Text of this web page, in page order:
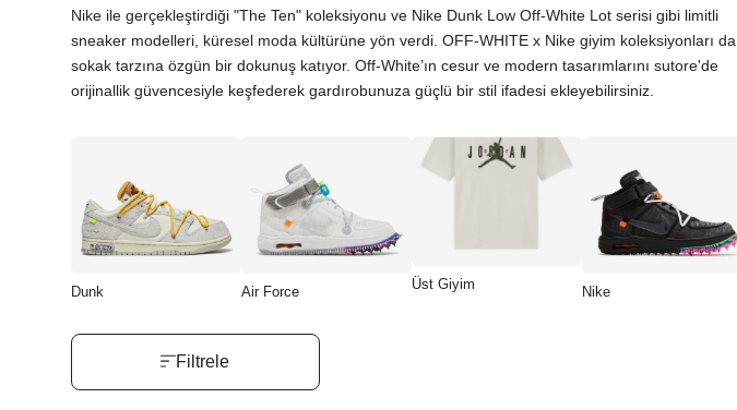
Nike ile gerçekleştirdiği "The Ten" koleksiyonu ve Nike Dunk Low Off-White Lot serisi gibi limitli
sneaker modelleri, küresel moda kültürüne yön verdi. OFF-WHITE x Nike giyim koleksiyonları da
sokak tarzına özgün bir dokunuş katıyor. Off-White’ın cesur ve modern tasarımlarını sutore'de
orijinallik güvencesiyle keşfederek gardırobunuza güçlü bir stil ifadesi ekleyebilirsiniz.
Dunk Air Force Üst Giyim Nike
Filtrele